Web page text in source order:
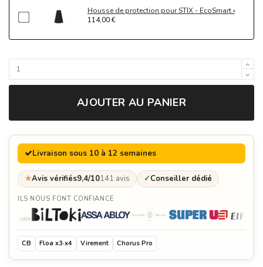
Housse de protection pour STIX - EcoSmart
114,00 €
AJOUTER AU PANIER
Livraison sous 10 à 12 semaines
★Avis vérifiés9,4/10141 avis ✓Conseiller dédié
ILS NOUS FONT CONFIANCE
CB Floa x3·x4 Virement Chorus Pro